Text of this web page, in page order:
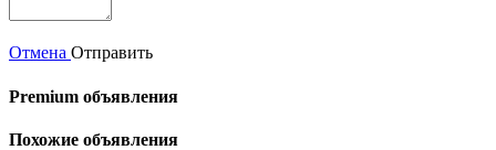
Отмена Отправить
Premium объявления
Похожие объявления